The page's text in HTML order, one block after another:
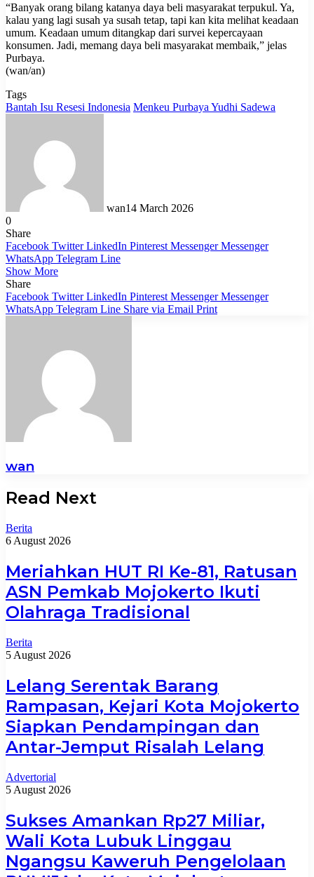
“Banyak orang bilang katanya daya beli masyarakat terpukul. Ya,
kalau yang lagi susah ya susah tetap, tapi kan kita melihat keadaan
umum. Keadaan umum ditangkap dari survei kepercayaan
konsumen. Jadi, memang daya beli masyarakat membaik,” jelas
Purbaya.
(wan/an)
Tags
Bantah Isu Resesi Indonesia Menkeu Purbaya Yudhi Sadewa
wan14 March 2026
0
Share
Facebook Twitter LinkedIn Pinterest Messenger Messenger
WhatsApp Telegram Line
Show More
Share
Facebook Twitter LinkedIn Pinterest Messenger Messenger
WhatsApp Telegram Line Share via Email Print
wan
Read Next
Berita
6 August 2026
Meriahkan HUT RI Ke-81, Ratusan
ASN Pemkab Mojokerto Ikuti
Olahraga Tradisional
Berita
5 August 2026
Lelang Serentak Barang
Rampasan, Kejari Kota Mojokerto
Siapkan Pendampingan dan
Antar-Jemput Risalah Lelang
Advertorial
5 August 2026
Sukses Amankan Rp27 Miliar,
Wali Kota Lubuk Linggau
Ngangsu Kaweruh Pengelolaan